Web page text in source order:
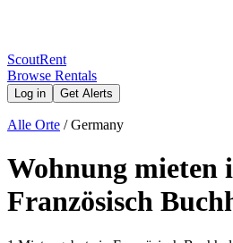
ScoutRent
Browse Rentals
Log in Get Alerts
Alle Orte /Germany
Wohnung mieten
Französisch